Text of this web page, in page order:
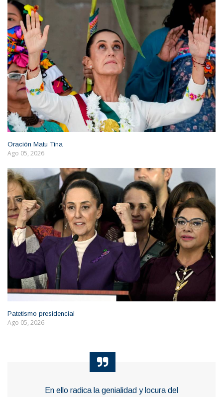
Oración Matu Tina
Ago 05, 2026
Patetismo presidencial
Ago 05, 2026
En ello radica la genialidad y locura del